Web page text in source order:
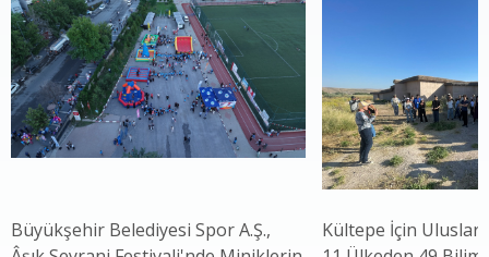
Büyükşehir Belediyesi Spor A.Ş.,
Kültepe İçin